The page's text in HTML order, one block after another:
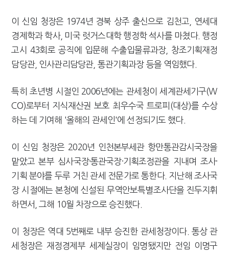
이 신임 청장은 1974년 경북 상주 출신으로 김천고, 연세대
경제학과 학사, 미국 럿거스대학 행정학 석사를 마쳤다. 행정
고시 43회로 공직에 입문해 수출입물류과장, 창조기획재정
담당관, 인사관리담당관, 통관기획과장 등을 역임했다.
특히 초년병 시절인 2006년에는 관세청이 세계관세기구(W
CO)로부터 지식재산권 보호 최우수국 트로피(대상)를 수상
하는 데 기여해 '올해의 관세인'에 선정되기도 했다.
이 신임 청장은 2020년 인천본부세관 항만통관감시국장을
맡았고 본부 심사국장·통관국장·기획조정관을 지내며 조사·
기획 분야를 두루 거친 관세 전문가로 통한다. 지난해 조사국
장 시절에는 본청에 신설된 무역안보특별조사단을 진두지휘
하면서, 그해 10월 차장으로 승진했다.
이 청장은 역대 5번째로 내부 승진한 관세청장이다. 통상 관
세청장은 재정경제부 세제실장이 임명됐지만 전임 이명구